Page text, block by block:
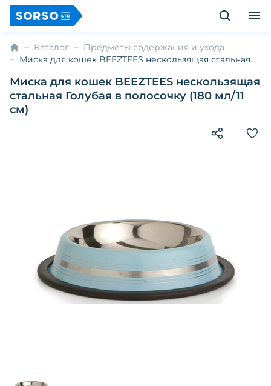
Каталог
Предметы содержания и ухода
Миска для кошек BEEZTEES нескользящая стальная
Миска для кошек BEEZTEES нескользящая
стальная Голубая в полосочку (180 мл/11
см)